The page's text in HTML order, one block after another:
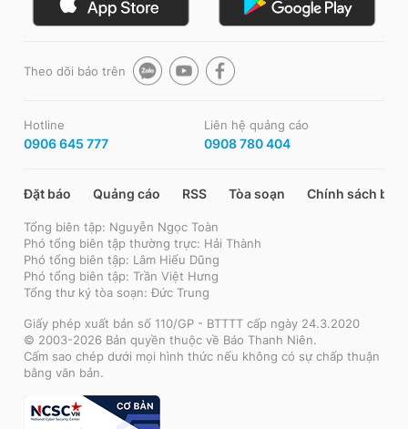
Theo dõi báo trên
Hotline
0906 645 777
Liên hệ quảng cáo
0908 780 404
Đặt báo Quảng cáo RSS Tòa soạn Chính sách bảo
Tổng biên tập: Nguyễn Ngọc Toàn
Phó tổng biên tập thường trực: Hải Thành
Phó tổng biên tập: Lâm Hiếu Dũng
Phó tổng biên tập: Trần Việt Hưng
Tổng thư ký tòa soạn: Đức Trung
Giấy phép xuất bản số 110/GP - BTTTT cấp ngày 24.3.2020
© 2003-2026 Bản quyền thuộc về Báo Thanh Niên.
Cấm sao chép dưới mọi hình thức nếu không có sự chấp thuận
bằng văn bản.